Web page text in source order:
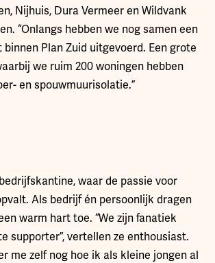
Nijhuis, Dura Vermeer en Wildvank
“Onlangs hebben we nog samen een
Plan Zuid uitgevoerd. Een grote
we ruim 200 woningen hebben
en spouwmuurisolatie.”
waar de passie voor
Als bedrijf én persoonlijk dragen
warm hart toe. “We zijn fanatiek
supporter”, vertellen ze enthousiast.
me zelf nog hoe ik als kleine jongen al